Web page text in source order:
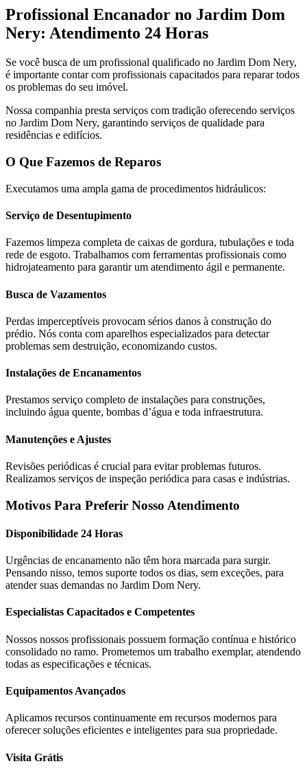
Profissional Encanador no Jardim Dom
Nery: Atendimento 24 Horas
Se você busca de um profissional qualificado no Jardim Dom Nery,
é importante contar com profissionais capacitados para reparar todos
os problemas do seu imóvel.
Nossa companhia presta serviços com tradição oferecendo serviços
no Jardim Dom Nery, garantindo serviços de qualidade para
residências e edifícios.
O Que Fazemos de Reparos
Executamos uma ampla gama de procedimentos hidráulicos:
Serviço de Desentupimento
Fazemos limpeza completa de caixas de gordura, tubulações e toda
rede de esgoto. Trabalhamos com ferramentas profissionais como
hidrojateamento para garantir um atendimento ágil e permanente.
Busca de Vazamentos
Perdas imperceptíveis provocam sérios danos à construção do
prédio. Nós conta com aparelhos especializados para detectar
problemas sem destruição, economizando custos.
Instalações de Encanamentos
Prestamos serviço completo de instalações para construções,
incluindo água quente, bombas d’água e toda infraestrutura.
Manutenções e Ajustes
Revisões periódicas é crucial para evitar problemas futuros.
Realizamos serviços de inspeção periódica para casas e indústrias.
Motivos Para Preferir Nosso Atendimento
Disponibilidade 24 Horas
Urgências de encanamento não têm hora marcada para surgir.
Pensando nisso, temos suporte todos os dias, sem exceções, para
atender suas demandas no Jardim Dom Nery.
Especialistas Capacitados e Competentes
Nossos nossos profissionais possuem formação contínua e histórico
consolidado no ramo. Prometemos um trabalho exemplar, atendendo
todas as especificações e técnicas.
Equipamentos Avançados
Aplicamos recursos continuamente em recursos modernos para
oferecer soluções eficientes e inteligentes para sua propriedade.
Visita Grátis